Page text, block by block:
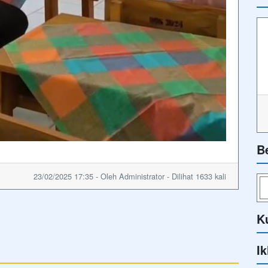
23/02/2025 17:35 - Oleh Administrator - Dilihat 1633 kali